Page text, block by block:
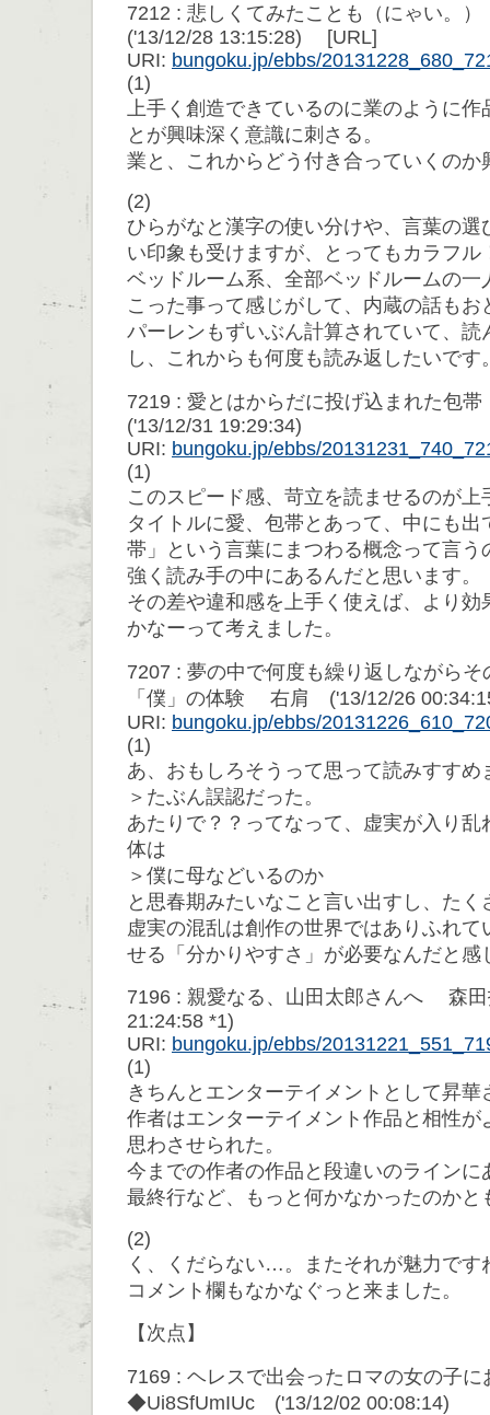
7212 : 悲しくてみたことも（にゃい
('13/12/28 13:15:28) [URL]
URI: bungoku.jp/ebbs/
(1)
上手く創造できているのに業のように
とが興味深く意識に刺さる。
業と、これからどう付き合っていくのか
(2)
ひらがなと漢字の使い分けや、言葉の選
い印象も受けますが、とってもカラフル
ベッドルーム系、全部ベッドルームの一
こった事って感じがして、内蔵の話も
パーレンもずいぶん計算されていて、読
し、これからも何度も読み返したいです
7219 : 愛とはからだに投げ込まれた
('13/12/31 19:29:34)
URI: bungoku.jp/ebbs/
(1)
このスピード感、苛立を読ませるのが
タイトルに愛、包帯とあって、中にも
帯」という言葉にまつわる概念って言う
強く読み手の中にあるんだと思います。
その差や違和感を上手く使えば、より効
かなーって考えました。
7207 : 夢の中で何度も繰り返しながら
「僕」の体験 右肩 ('13/12/26
URI: bungoku.jp/ebbs/
(1)
あ、おもしろそうって思って読みすすめ
＞たぶん誤認だった。
あたりで？？ってなって、虚実が入り乱
体は
＞僕に母などいるのか
と思春期みたいなこと言い出すし、た
虚実の混乱は創作の世界ではありふれ
せる「分かりやすさ」が必要なんだと感
7196 : 親愛なる、山田太郎さんへ 森
21:24:58 *1)
URI: bungoku.jp/ebbs/
(1)
きちんとエンターテイメントとして昇華
作者はエンターテイメント作品と相性が
思わさせられた。
今までの作者の作品と段違いのラインに
最終行など、もっと何かなかったのかと
(2)
く、くだらない…。またそれが魅力です
コメント欄もなかなぐっと来ました。
【次点】
7169 : ヘレスで出会ったロマの女の子
◆Ui8SfUmIUc ('13/12/02 00:08:14)